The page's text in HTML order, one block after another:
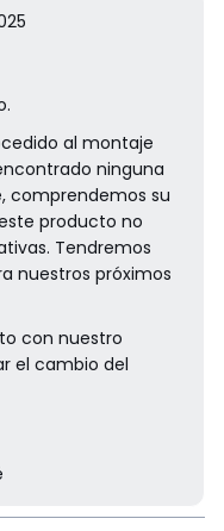
al montaje
ninguna
comprendemos su
producto no
Tendremos
nuestros próximos
con nuestro
el cambio del